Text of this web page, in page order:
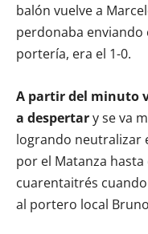
balón vuelve a
perdonaba enviando
portería, era el 1-0.
A partir del minuto
a despertary se va
logrando neutralizar
por el Matanza
cuarentaitrés
al portero local